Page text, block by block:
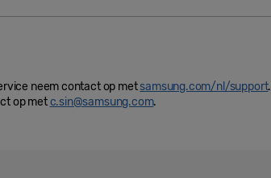
neem contact op metsamsung.com/nl/support.
op metc.sin@samsung.com.